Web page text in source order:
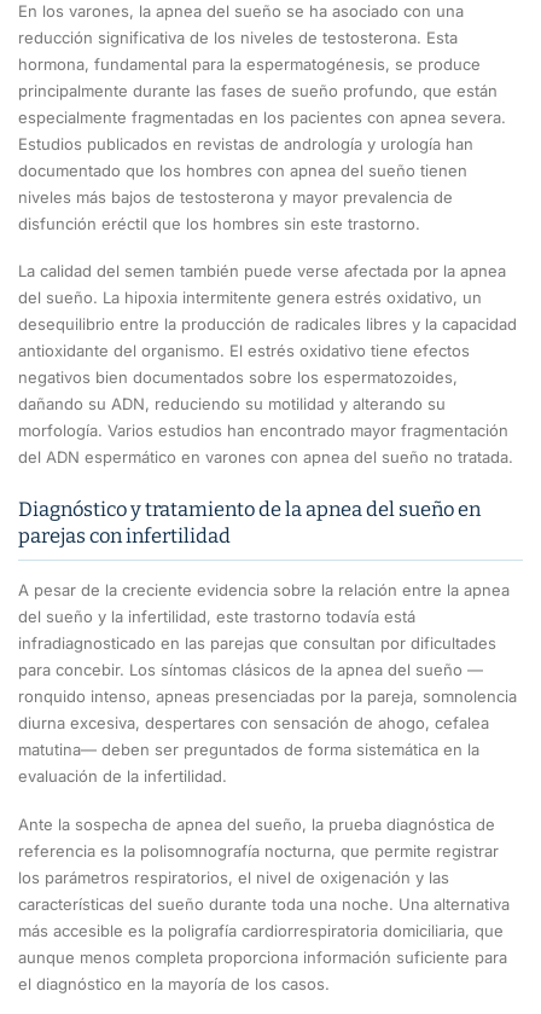
En los varones, la apnea del sueño se ha asociado con una
reducción significativa de los niveles de testosterona. Esta
hormona, fundamental para la espermatogénesis, se produce
principalmente durante las fases de sueño profundo, que están
especialmente fragmentadas en los pacientes con apnea severa.
Estudios publicados en revistas de andrología y urología han
documentado que los hombres con apnea del sueño tienen
niveles más bajos de testosterona y mayor prevalencia de
disfunción eréctil que los hombres sin este trastorno.
La calidad del semen también puede verse afectada por la apnea
del sueño. La hipoxia intermitente genera estrés oxidativo, un
desequilibrio entre la producción de radicales libres y la capacidad
antioxidante del organismo. El estrés oxidativo tiene efectos
negativos bien documentados sobre los espermatozoides,
dañando su ADN, reduciendo su motilidad y alterando su
morfología. Varios estudios han encontrado mayor fragmentación
del ADN espermático en varones con apnea del sueño no tratada.
Diagnóstico y tratamiento de la apnea del sueño en
parejas con infertilidad
A pesar de la creciente evidencia sobre la relación entre la apnea
del sueño y la infertilidad, este trastorno todavía está
infradiagnosticado en las parejas que consultan por dificultades
para concebir. Los síntomas clásicos de la apnea del sueño —
ronquido intenso, apneas presenciadas por la pareja, somnolencia
diurna excesiva, despertares con sensación de ahogo, cefalea
matutina— deben ser preguntados de forma sistemática en la
evaluación de la infertilidad.
Ante la sospecha de apnea del sueño, la prueba diagnóstica de
referencia es la polisomnografía nocturna, que permite registrar
los parámetros respiratorios, el nivel de oxigenación y las
características del sueño durante toda una noche. Una alternativa
más accesible es la poligrafía cardiorrespiratoria domiciliaria, que
aunque menos completa proporciona información suficiente para
el diagnóstico en la mayoría de los casos.